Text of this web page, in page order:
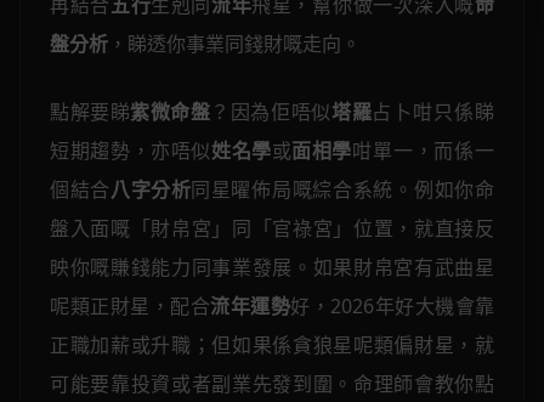
盤分析 ，睇透你事業同錢財嘅走向。
點解要睇紫微命盤？因為佢唔似塔羅占卜咁只係睇
短期趨勢，亦唔似姓名學或面相學咁單一，而係一
個結合八字分析同星曜佈局嘅綜合系統。例如你命
盤入面嘅「財帛宮」同「官祿宮」位置，就直接反
映你嘅賺錢能力同事業發展。如果財帛宮有武曲星
呢類正財星，配合流年運勢好，2026年好大機會靠
正職加薪或升職；但如果係貪狼星呢類偏財星，就
可能要靠投資或者副業先發到圍。命理師會教你點